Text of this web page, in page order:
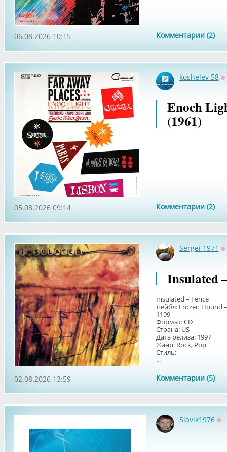
Комментарии (2)
06.08.2026 10:15
koshelev 58
Enoch
(1961)
Комментарии (2)
05.08.2026 09:14
Sergei 1971
Insulated
Insulated – Fence
Лейбл: Frozen Hound
1199
Формат: CD
Страна: US
Дата релиза: 1997
Жанр: Rock, Pop
Стиль:
...
Комментарии (5)
02.08.2026 13:59
Slavik1976